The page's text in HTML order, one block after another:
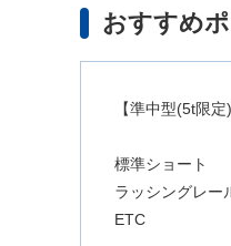
おすすめ
【準中型(5t限
標準ショート
ラッシングレー
ETC